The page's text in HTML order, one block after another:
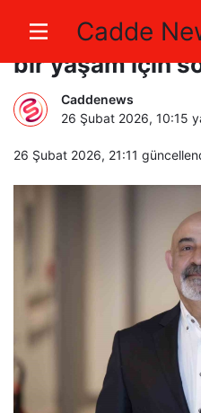
Cadde
Diz protezi
bir yaşam için
Caddenews
26 Şubat 2026, 10:15
26 Şubat 2026, 21:11